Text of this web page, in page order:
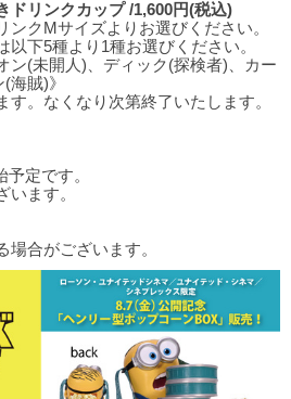
ドリンクカップ /1,600円(税込)
クMサイズよりお選びください。
下5種より1種お選びください。
(未開人)、ディック(探検者)、カー
海賊)》
。なくなり次第終了いたします。
定です。
ます。
合がございます。